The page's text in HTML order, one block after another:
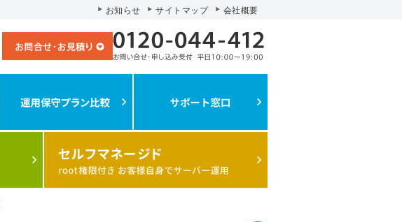
お知らせ サイトマップ 会社概要